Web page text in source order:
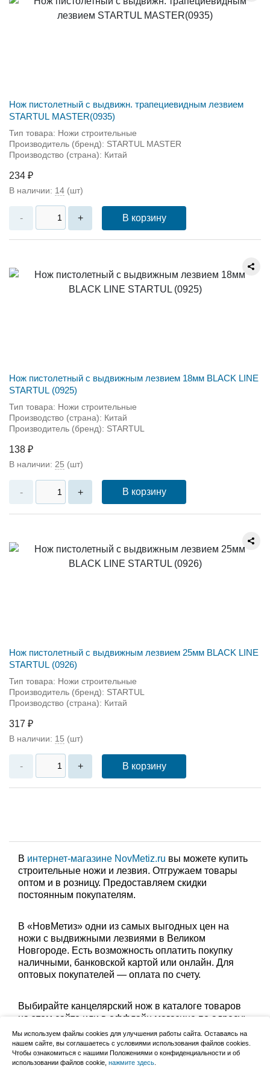
Нож пистолетный с выдвижн. трапециевидным лезвием
STARTUL MASTER(0935)
Тип товара: Ножи строительные
Производитель (бренд): STARTUL MASTER
Производство (страна): Китай
234 ₽
В наличии: 14 (шт)
- + В корзину
Нож пистолетный с выдвижным лезвием 18мм BLACK LINE
STARTUL (0925)
Тип товара: Ножи строительные
Производство (страна): Китай
Производитель (бренд): STARTUL
138 ₽
В наличии: 25 (шт)
- + В корзину
Нож пистолетный с выдвижным лезвием 25мм BLACK LINE
STARTUL (0926)
Тип товара: Ножи строительные
Производитель (бренд): STARTUL
Производство (страна): Китай
317 ₽
В наличии: 15 (шт)
- + В корзину
В интернет-магазине NovMetiz.ru вы можете купить
строительные ножи и лезвия. Отгружаем товары
оптом и в розницу. Предоставляем скидки
постоянным покупателям.
В «НовМетиз» одни из самых выгодных цен на
ножи с выдвижными лезвиями в Великом
Новгороде. Есть возможность оплатить покупку
наличными, банковской картой или онлайн. Для
оптовых покупателей — оплата по счету.
Выбирайте канцелярский нож в каталоге товаров
на этом сайте или в оффлайн магазине по адресу:
Великий Новгород, Сырковское шоссе, 8а (по
будням с 9:00 до 17:00, в субботу с 9:00 до 13:00).
Забрать заказ можно лично в пункте выдачи или
оформить доставку до дома.
Мы используем файлы cookies для улучшения работы сайта. Оставаясь на
нашем сайте, вы соглашаетесь с условиями использования файлов cookies.
Чтобы ознакомиться с нашими Положениями о конфиденциальности и об
использовании файлов cookie, нажмите здесь